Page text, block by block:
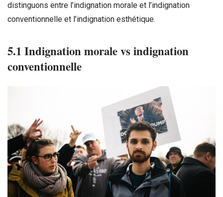
distinguons entre l’indignation morale et l’indignation
conventionnelle et l’indignation esthétique.
5.1 Indignation morale vs indignation
conventionnelle